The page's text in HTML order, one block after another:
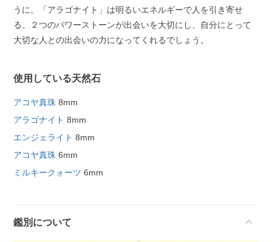
うに。「アラゴナイト」は明るいエネルギーで人を引き寄せ
る。２つのパワーストーンが出会いを大切にし、自分にとって
大切な人との出会いの力になってくれるでしょう。
使用している天然石
アコヤ真珠 8mm
アラゴナイト 8mm
エンジェライト 8mm
アコヤ真珠 6mm
ミルキークォーツ 6mm
鑑別について